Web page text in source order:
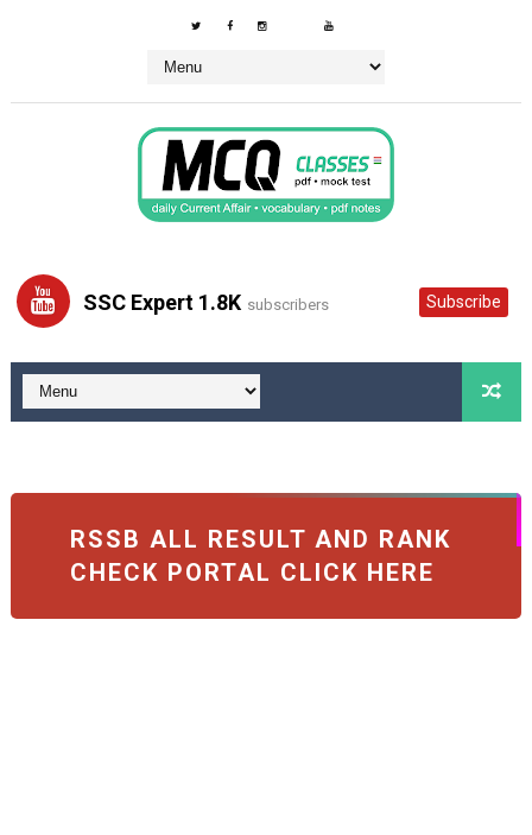
SSC Expert 1.8K subscribers Subscribe
RSSB ALL RESULT AND RANK
CHECK PORTAL CLICK HERE